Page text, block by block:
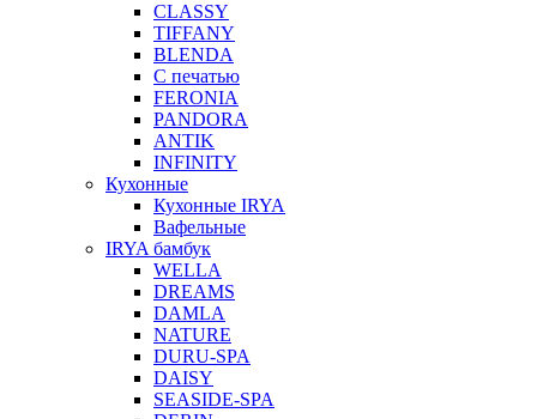
CLASSY
TIFFANY
BLENDA
С печатью
FERONIA
PANDORA
ANTIK
INFINITY
Кухонные
Кухонные IRYA
Вафельные
IRYA бамбук
WELLA
DREAMS
DAMLA
NATURE
DURU-SPA
DAISY
SEASIDE-SPA